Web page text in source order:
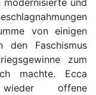
von einigen
den Faschismus
zum
machte. Ecca
offene